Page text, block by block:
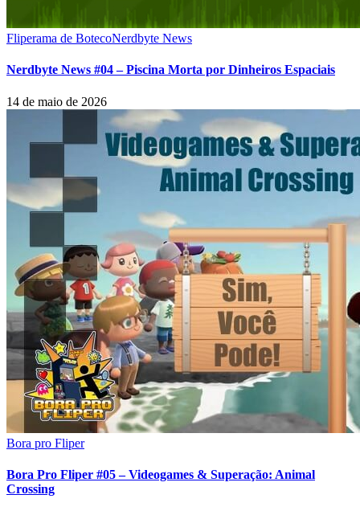
Fliperama de BotecoNerdbyte News
Nerdbyte News #04 – Piscina Morta por Dinheiros Espaciais
14 de maio de 2026
Bora pro Fliper
Bora Pro Fliper #05 – Videogames & Superação: Animal
Crossing